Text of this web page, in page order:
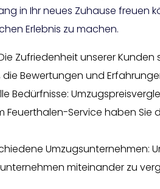
in Ihr neues Zuhause freuen
Erlebnis zu machen.
Zufriedenheit unserer
Bewertungen und
Bedürfnisse:
Feuerthalen-Service haben
Umzugsunternehmen:
miteinander zu